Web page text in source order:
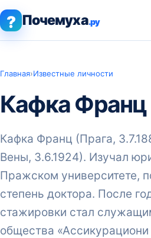
? Почемуха.ру
Главная›Известные личности
Кафка Франц
Кафка Франц (Прага,
Вены, 3.6.1924). Изучал
Пражском университете,
степень доктора. После
стажировки стал
общества